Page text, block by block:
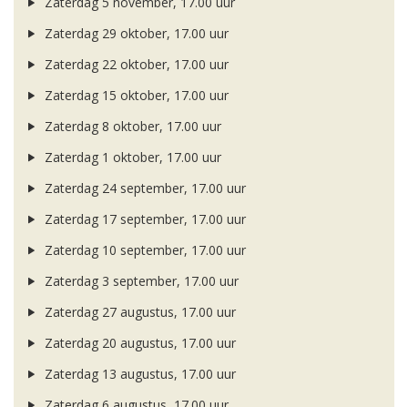
Zaterdag 29 oktober, 17.00 uur
Zaterdag 22 oktober, 17.00 uur
Zaterdag 15 oktober, 17.00 uur
Zaterdag 8 oktober, 17.00 uur
Zaterdag 1 oktober, 17.00 uur
Zaterdag 24 september, 17.00 uur
Zaterdag 17 september, 17.00 uur
Zaterdag 10 september, 17.00 uur
Zaterdag 3 september, 17.00 uur
Zaterdag 27 augustus, 17.00 uur
Zaterdag 20 augustus, 17.00 uur
Zaterdag 13 augustus, 17.00 uur